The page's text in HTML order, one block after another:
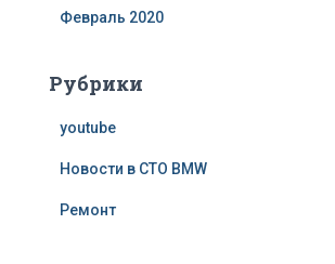
Февраль 2020
Рубрики
youtube
Новости в СТО BMW
Ремонт